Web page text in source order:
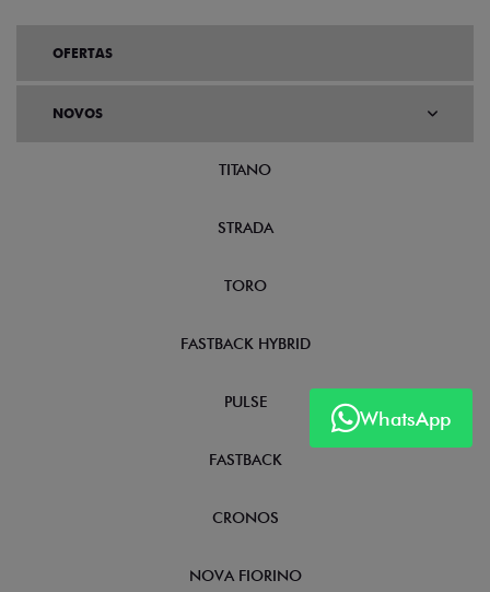
WhatsApp
OFERTAS
NOVOS
TITANO
STRADA
TORO
FASTBACK HYBRID
PULSE
FASTBACK
CRONOS
NOVA FIORINO